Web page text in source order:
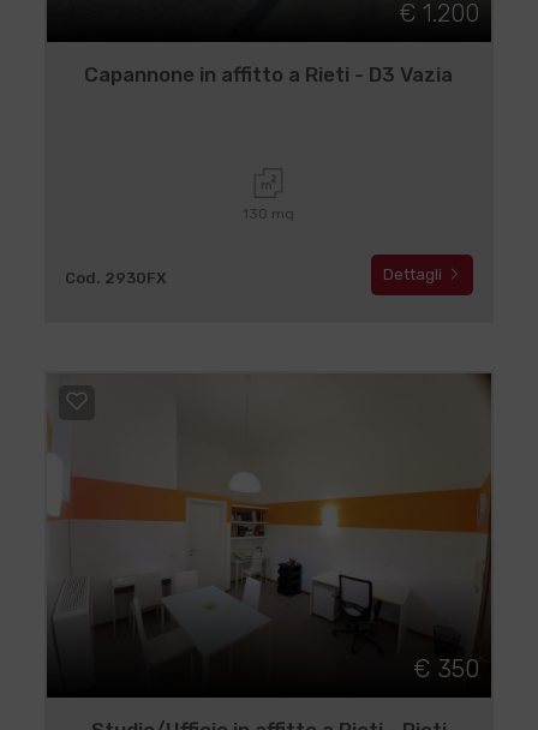
€ 1.200
Capannone in affitto a Rieti - D3 Vazia
130 mq
Cod. 2930FX Dettagli
€ 350